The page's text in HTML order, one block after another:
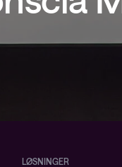
LØSNINGER